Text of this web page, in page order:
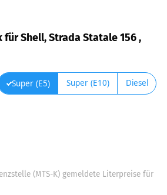
Shell, Strada Statale 156 ,
Super (E5) Super (E10) Diesel
(MTS-K) gemeldete Literpreise für